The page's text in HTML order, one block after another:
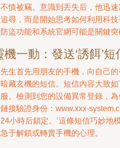
慎被竊。意識到丟失后，他迅
尋，而是開始思考如何利用科
盜功能和系統官網可能是關鍵突
機一動：發送‘誘餌’短
生首先用朋友的手機，向自己
藏玄機的短信。短信內容大致
。檢測到您的設備異常登錄，
接驗證身份：www.xxx-
小時后鎖定。’這條短信巧妙地
于解鎖或轉賣手機的心理。